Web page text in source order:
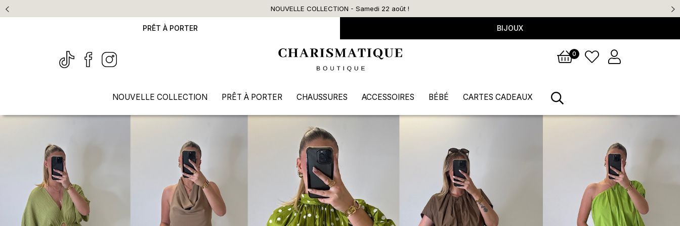
Livraison offerte dès 90€ d’achat
PRÊT À PORTER BIJOUX
0
NOUVELLE COLLECTION PRÊT À PORTER CHAUSSURES ACCESSOIRES BÉBÉ CARTES CADEAUX